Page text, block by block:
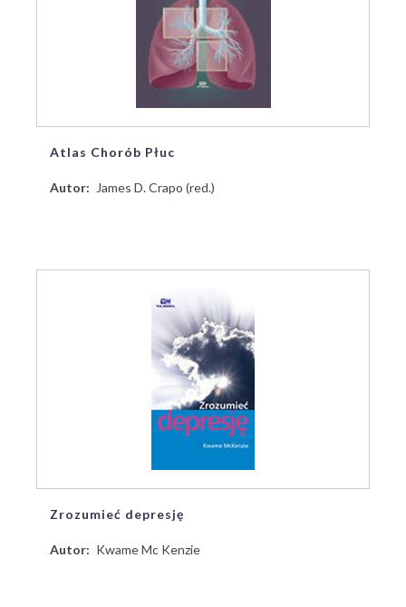
Atlas Chorób Płuc
Autor James D. Crapo (red.)
Zrozumieć depresję
Autor Kwame Mc Kenzie